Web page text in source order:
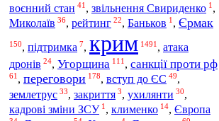
воєнний стан 41 , звільнення Свириденко 1 ,
Миколаїв 36, рейтинг 22, Баньков 1 , Єрмак
150, підтримка 7, крим 1491 , атака
дронів 24, Угорщина 111 , санкції проти рф
61, переговори 178, вступ до ЄС 49,
землетрус 33, закриття 3, ухилянти 30,
кадрові зміни ЗСУ 1 , клименко 14, Європа